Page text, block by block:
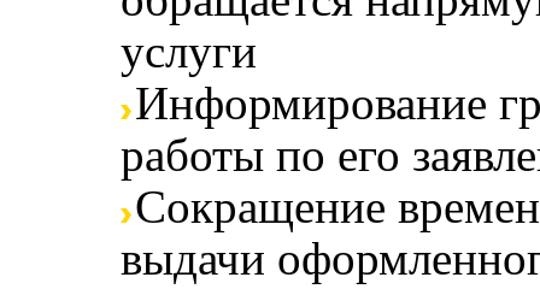
услуги
Информирование
работы по его
Сокращение
выдачи